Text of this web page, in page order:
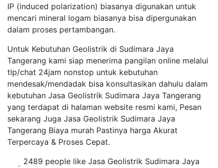
IP (induced polarization) biasanya digunakan untuk
mencari mineral logam biasanya bisa dipergunakan
dalam proses pertambangan.
Untuk Kebutuhan Geolistrik di Sudimara Jaya
Tangerang kami siap menerima pangilan online melalui
tlp/chat 24jam nonstop untuk kebutuhan
mendesak/mendadak bisa konsultasikan dahulu dalam
kebutuhan Jasa Geolistrik Sudimara Jaya Tangerang
yang terdapat di halaman website resmi kami, Pesan
sekarang Juga Jasa Geolistrik Sudimara Jaya
Tangerang Biaya murah Pastinya harga Akurat
Terpercaya & Proses Cepat.
2489 people like Jasa Geolistrik Sudimara Jaya